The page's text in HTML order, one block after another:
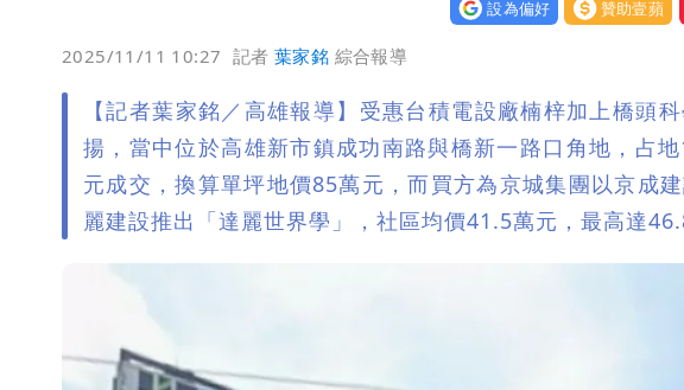
白海豚龜速擦邊！暴風圈「仍有可能」掃到北部陸地
設為偏好 贊助壹蘋
2025/11/11 10:27 記者葉家銘 綜合報導
【記者葉家銘／高雄報導】受惠台積電設廠楠梓加上橋頭
揚，當中位於高雄新市鎮成功南路與橋新一路口角地，占
元成交，換算單坪地價85萬元，而買方為京城集團以京成
麗建設推出「達麗世界學」，社區均價41.5萬元，最高達